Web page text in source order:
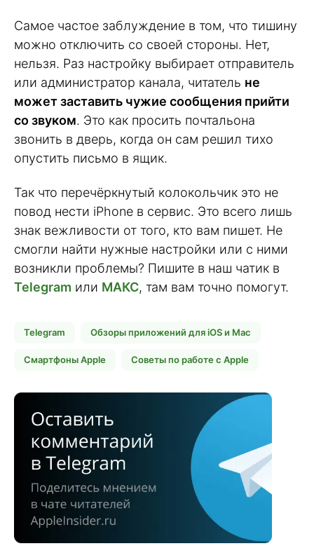
Самое частое заблуждение в том, что тишину
можно отключить со своей стороны. Нет,
нельзя. Раз настройку выбирает отправитель
или администратор канала, читатель не
может заставить чужие сообщения прийти
со звуком. Это как просить почтальона
звонить в дверь, когда он сам решил тихо
опустить письмо в ящик.
Так что перечёркнутый колокольчик это не
повод нести iPhone в сервис. Это всего лишь
знак вежливости от того, кто вам пишет. Не
смогли найти нужные настройки или с ними
возникли проблемы? Пишите в наш чатик в
Telegram или МАКС, там вам точно помогут.
Telegram Обзоры приложений для iOS и Mac
Смартфоны Apple Советы по работе с Apple